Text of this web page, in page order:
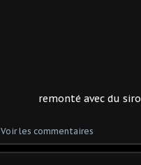
remonté avec du
Voir les commentaires